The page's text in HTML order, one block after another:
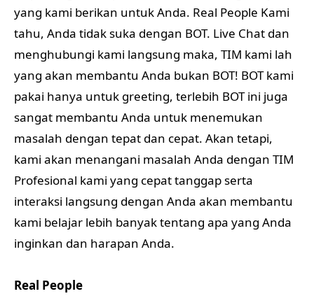
yang kami berikan untuk Anda. Real People Kami
tahu, Anda tidak suka dengan BOT. Live Chat dan
menghubungi kami langsung maka, TIM kami lah
yang akan membantu Anda bukan BOT! BOT kami
pakai hanya untuk greeting, terlebih BOT ini juga
sangat membantu Anda untuk menemukan
masalah dengan tepat dan cepat. Akan tetapi,
kami akan menangani masalah Anda dengan TIM
Profesional kami yang cepat tanggap serta
interaksi langsung dengan Anda akan membantu
kami belajar lebih banyak tentang apa yang Anda
inginkan dan harapan Anda.
Real People